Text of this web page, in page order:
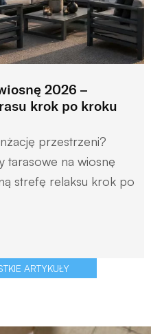
2026 –
krok po kroku
przestrzeni?
tarasowe na wiosnę
strefę relaksu krok po
ARTYKUŁY